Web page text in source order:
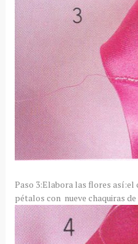
Paso 3:Elabora las flores
pétalos con nueve chaquiras